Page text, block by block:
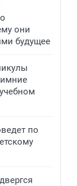
они
будущее
по